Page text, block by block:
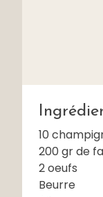
10
200 gr de
2 oeufs
Beurre